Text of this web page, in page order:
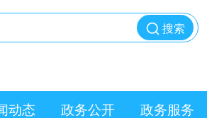
搜索
动态 政务公开 政务服务